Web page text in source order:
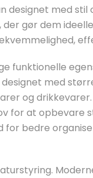
designet med
gør dem
funktionelle
med
og
for at opbevare
for bedre